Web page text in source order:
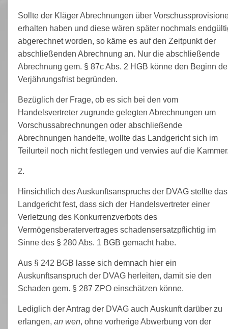
Sollte der Kläger Abrechnungen über
erhalten haben und diese wären später nochmals
abgerechnet worden, so käme es auf den Zeitpunkt der
abschließenden Abrechnung an. Nur die abschließende
Abrechnung gem. § 87c Abs. 2 HGB könne den Beginn
Verjährungsfrist begründen.
Bezüglich der Frage, ob es sich bei den vom
Handelsvertreter zugrunde gelegten Abrechnungen um
Vorschussabrechnungen oder abschließende
Abrechnungen handelte, wollte das Landgericht sich im
Teilurteil noch nicht festlegen und verwies auf die
2.
Hinsichtlich des Auskunftsanspruchs der DVAG stellte das
Landgericht fest, dass sich der Handelsvertreter einer
Verletzung des Konkurrenzverbots des
Vermögensberatervertrages schadensersatzpflichtig im
Sinne des § 280 Abs. 1 BGB gemacht habe.
Aus § 242 BGB lasse sich demnach hier ein
Auskunftsanspruch der DVAG herleiten, damit sie den
Schaden gem. § 287 ZPO einschätzen könne.
Lediglich der Antrag der DVAG auch Auskunft darüber zu
erlangen, an wen, ohne vorherige Abwerbung von der